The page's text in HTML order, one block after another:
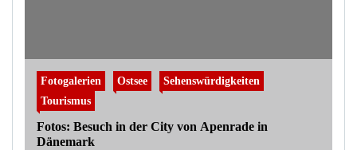
Fotogalerien Ostsee
Sehenswürdigkeiten
Tourismus
Fotos: Besuch in der City von Apenrade in
Dänemark